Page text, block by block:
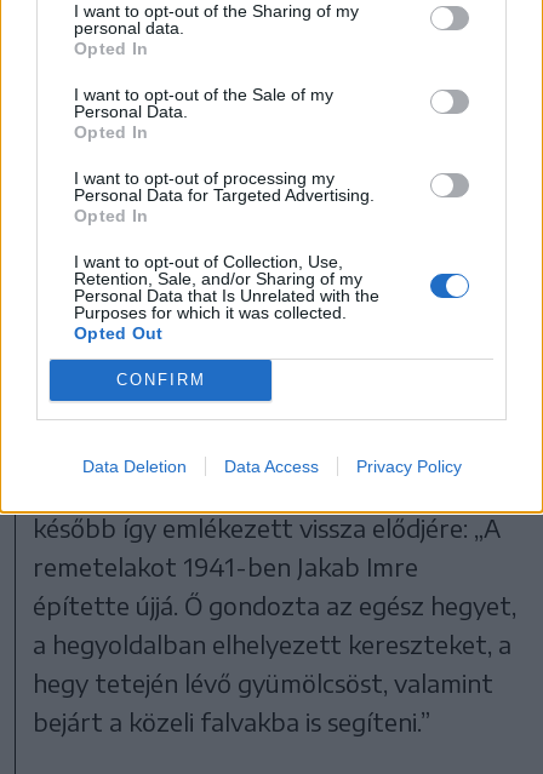
I want to opt-out of the Sharing of my
personal data.
Opted In
I want to opt-out of the Sale of my
Personal Data.
Opted In
I want to opt-out of processing my
Personal Data for Targeted Advertising.
Opted In
I want to opt-out of Collection, Use,
Retention, Sale, and/or Sharing of my
Personal Data that Is Unrelated with the
Purposes for which it was collected.
Opted Out
CONFIRM
Data Deletion Data Access Privacy Policy
Jakab Imre 1937-ben, amikor engedélyt kapott a
zarándokruha viselésére
FOTÓ: GYULAFEHÉRVÁRI ÉRSEKI LEVÉLTÁR
később így emlékezett vissza elődjére: „A
remetelakot 1941-ben Jakab Imre
építette újjá. Ő gondozta az egész hegyet,
a hegyoldalban elhelyezett kereszteket, a
hegy tetején lévő gyümölcsöst, valamint
bejárt a közeli falvakba is segíteni.”